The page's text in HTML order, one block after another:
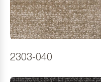
2303-040